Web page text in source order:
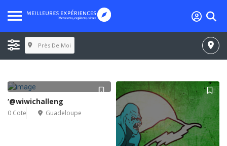
Près De Moi
‘@wiwichalleng
0 Cote Guadeloupe